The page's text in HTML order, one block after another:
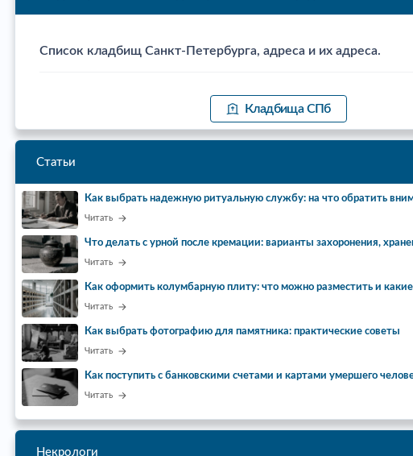
Список кладбищ Санкт-Петербурга, адреса и их адреса.
Кладбища СПб
Статьи
Как выбрать надежную ритуальную службу: на что обратить
Читать
Что делать с урной после кремации: варианты захоронения,
Читать
Как оформить колумбарную плиту: что можно разместить и
Читать
Как выбрать фотографию для памятника: практические советы
Читать
Как поступить с банковскими счетами и картами умершего
Читать
Некрологи